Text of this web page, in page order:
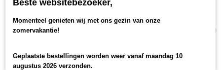
UW WINKELWAGEN
(0)
Home>Streekproducten>Limburgse wijn
Beste websitebezoeker,
Momenteel genieten wij met ons gezin van onze
zomervakantie!
Geplaatste bestellingen worden weer vanaf maandag 10
augustus 2026 verzonden.